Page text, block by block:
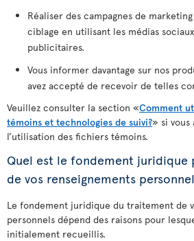
Réaliser des campagnes de
ciblage en utilisant les médias
publicitaires.
Vous informer davantage sur nos
avez accepté de recevoir de telles
Veuillez consulter la section «Comment
témoins et technologies de suivi?» si vous
l’utilisation des fichiers témoins.
Quel est le fondement
de vos renseignements
Le fondement juridique du traitement de
personnels dépend des raisons pour
initialement recueillis.